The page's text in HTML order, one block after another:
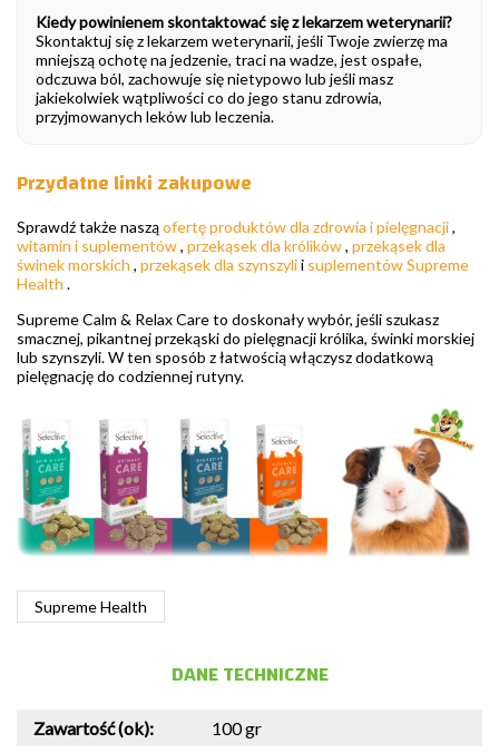
Kiedy powinienem skontaktować się z lekarzem weterynarii?
Skontaktuj się z lekarzem weterynarii, jeśli Twoje zwierzę ma
mniejszą ochotę na jedzenie, traci na wadze, jest ospałe,
odczuwa ból, zachowuje się nietypowo lub jeśli masz
jakiekolwiek wątpliwości co do jego stanu zdrowia,
przyjmowanych leków lub leczenia.
Przydatne linki zakupowe
Sprawdź także nasząofertę produktów dla zdrowia i pielęgnacji,
witamin i suplementów, przekąsek dla królików, przekąsek dla
świnek morskich , przekąsek dla szynszylii suplementów Supreme
Health .
Supreme Calm & Relax Care to doskonały wybór, jeśli szukasz
smacznej, pikantnej przekąski do pielęgnacji królika, świnki morskiej
lub szynszyli. W ten sposób z łatwością włączysz dodatkową
pielęgnację do codziennej rutyny.
Supreme Health
DANE TECHNICZNE
Zawartość (ok):
100 gr